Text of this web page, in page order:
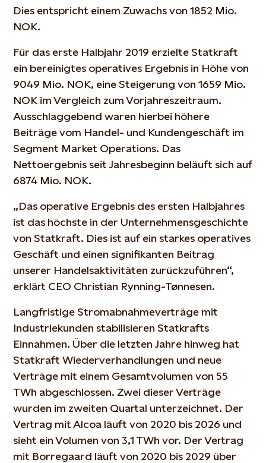
Dies entspricht einem Zuwachs von 1852 Mio.
NOK.
Für das erste Halbjahr 2019 erzielte Statkraft
ein bereinigtes operatives Ergebnis in Höhe von
9049 Mio. NOK, eine Steigerung von 1659 Mio.
NOK im Vergleich zum Vorjahreszeitraum.
Ausschlaggebend waren hierbei höhere
Beiträge vom Handel- und Kundengeschäft im
Segment Market Operations. Das
Nettoergebnis seit Jahresbeginn beläuft sich auf
6874 Mio. NOK.
„Das operative Ergebnis des ersten Halbjahres
ist das höchste in der Unternehmensgeschichte
von Statkraft. Dies ist auf ein starkes operatives
Geschäft und einen signifikanten Beitrag
unserer Handelsaktivitäten zurückzuführen“,
erklärt CEO Christian Rynning-Tønnesen.
Langfristige Stromabnahmeverträge mit
Industriekunden stabilisieren Statkrafts
Einnahmen. Über die letzten Jahre hinweg hat
Statkraft Wiederverhandlungen und neue
Verträge mit einem Gesamtvolumen von 55
TWh abgeschlossen. Zwei dieser Verträge
wurden im zweiten Quartal unterzeichnet. Der
Vertrag mit Alcoa läuft von 2020 bis 2026 und
sieht ein Volumen von 3,1 TWh vor. Der Vertrag
mit Borregaard läuft von 2020 bis 2029 über